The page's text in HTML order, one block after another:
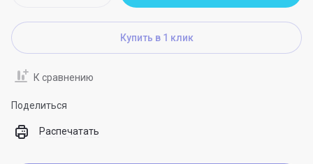
Купить в 1 клик
К сравнению
Поделиться
Распечатать